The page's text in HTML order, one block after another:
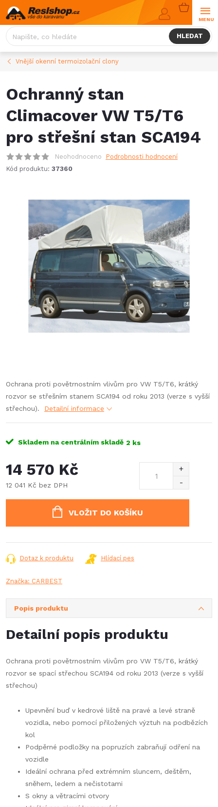
Přejít
na
obsah
HLEDAT
NÁKUPNÍ
KOŠÍK
Vnější okenní termoizolační clony
Ochranný stan
Climacover VW T5/T6
pro střešní stan SCA194
Neohodnoceno
Podrobnosti hodnocení
Kód produktu: 37360
Ochrana proti povětrnostním vlivům pro VW T5/T6, krátký
rozvor se střešním stanem SCA194 od roku 2013 (verze s vyšší
střechou).
Detailní informace
Skladem na centrálním skladě 2 ks
14 570 Kč
12 041 Kč bez DPH
VLOŽIT DO KOŠÍKU
Dotaz k produktu Hlídací pes
Značka: CARBEST
Popis produktu
Detailní popis produktu
Ochrana proti povětrnostním vlivům pro VW T5/T6, krátký
rozvor se spací střechou SCA194 od roku 2013 (verze s vyšší
střechou)
Upevnění buď v kedrové liště na pravé a levé straně
vozidla, nebo pomocí přiložených výztuh na podbězích
kol
Podpěrné podložky na popruzích zabraňují odření na
vozidle
Ideální ochrana před extrémním sluncem, deštěm,
sněhem, ledem a nečistotami
S okny a větracími otvory